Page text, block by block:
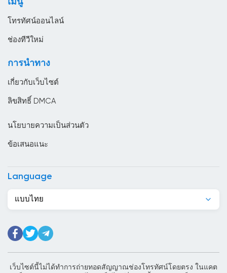
นิการากัว
บังกลาเทศ
บาร์เบโดส
เมนู
โทรทัศน์ออนไลน์
ช่องทีวีใหม่
การนำทาง
เกี่ยวกับเว็บไซต์
ลิขสิทธิ์ DMCA
นโยบายความเป็นส่วนตัว
ข้อเสนอแนะ
Language
แบบไทย
เว็บไซต์นี้ไม่ได้ทำการถ่ายทอดสัญญาณช่องโทรทัศน์โดยตรง ในแคต